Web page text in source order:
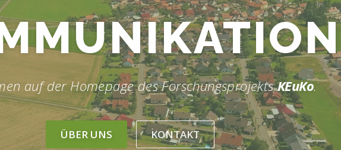
auf der Homepage des ForschungsprojektsKEuKo.
ÜBER UNS KONTAKT